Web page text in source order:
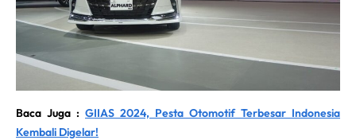
Baca Juga : GIIAS 2024, Pesta Otomotif Terbesar Indonesia
Kembali Digelar!